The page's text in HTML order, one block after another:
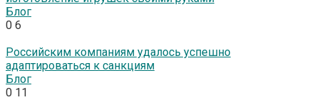
Блог
0 6
Российским компаниям удалось успешно
адаптироваться к санкциям
Блог
0 11